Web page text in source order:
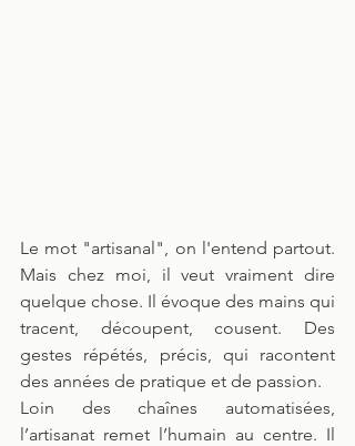
Le mot "artisanal", on l'entend partout.
Mais chez moi, il veut vraiment dire
quelque chose. Il évoque des mains qui
tracent, découpent, cousent. Des
gestes répétés, précis, qui racontent
des années de pratique et de passion.
Loin des chaînes automatisées,
l’artisanat remet l’humain au centre. Il